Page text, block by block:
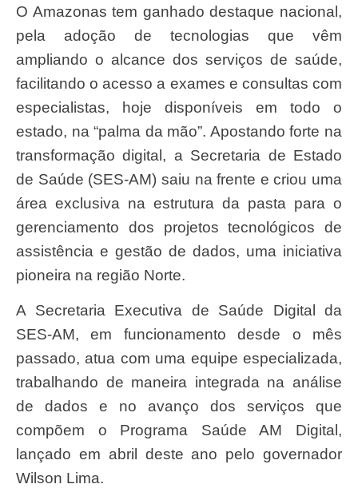
O Amazonas tem ganhado destaque nacional,
pela adoção de tecnologias que vêm
ampliando o alcance dos serviços de saúde,
facilitando o acesso a exames e consultas com
especialistas, hoje disponíveis em todo o
estado, na “palma da mão”. Apostando forte na
transformação digital, a Secretaria de Estado
de Saúde (SES-AM) saiu na frente e criou uma
área exclusiva na estrutura da pasta para o
gerenciamento dos projetos tecnológicos de
assistência e gestão de dados, uma iniciativa
pioneira na região Norte.
A Secretaria Executiva de Saúde Digital da
SES-AM, em funcionamento desde o mês
passado, atua com uma equipe especializada,
trabalhando de maneira integrada na análise
de dados e no avanço dos serviços que
compõem o Programa Saúde AM Digital,
lançado em abril deste ano pelo governador
Wilson Lima.